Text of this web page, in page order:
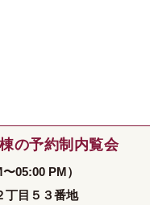
の予約制内覧会
05:00 PM）
丁目５３番地